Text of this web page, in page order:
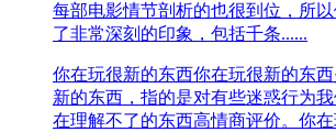
每部电影情节剖析的也很到位，所
了非常深刻的印象，包括千条......
你在玩很新的东西你在玩很新的东
新的东西，指的是对有些迷惑行为
在理解不了的东西高情商评价。你